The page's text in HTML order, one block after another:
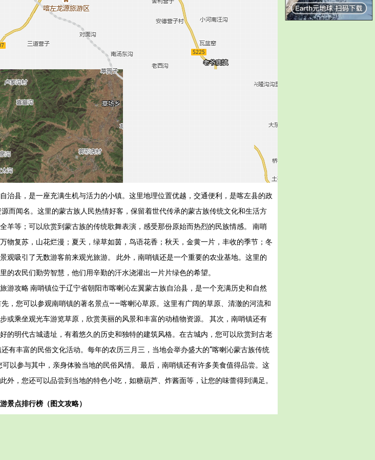
治县，是一座充满生机与活力的小镇。这里地理位置优越，交通便利，是喀左县的政
而闻名。这里的蒙古族人民热情好客，保留着世代传承的蒙古族传统文化和生活方
羊等；可以欣赏到蒙古族的传统歌舞表演，感受那份原始而热烈的民族情感。 南哨
物复苏，山花烂漫；夏天，绿草如茵，鸟语花香；秋天，金黄一片，丰收的季节；冬
观吸引了无数游客前来观光旅游。 此外，南哨镇还是一个重要的农业基地。这里的
农民们勤劳智慧，他们用辛勤的汗水浇灌出一片片绿色的希望。
游攻略 南哨镇位于辽宁省朝阳市喀喇沁左翼蒙古族自治县，是一个充满历史和自然
，您可以参观南哨镇的著名景点——喀喇沁草原。这里有广阔的草原、清澈的河流和
或乘坐观光车游览草原，欣赏美丽的风景和丰富的动植物资源。 其次，南哨镇还有
的明代古城遗址，有着悠久的历史和独特的建筑风格。在古城内，您可以欣赏到古老
有丰富的民俗文化活动。每年的农历三月三，当地会举办盛大的“喀喇沁蒙古族传统
以参与其中，亲身体验当地的民俗风情。 最后，南哨镇还有许多美食值得品尝。这
，您还可以品尝到当地的特色小吃，如糖葫芦、炸酱面等，让您的味蕾得到满足。
景点排行榜（图文攻略）